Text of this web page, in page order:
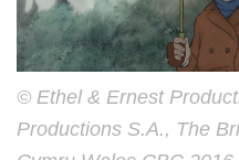
© Ethel & Ernest
Productions S.A., The